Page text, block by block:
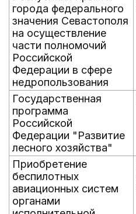
города федерального
значения Севастополя
на осуществление
части полномочий
Российской
Федерации в сфере
недропользования
Государственная
программа
Российской
Федерации "Развитие
лесного хозяйства"
Приобретение
беспилотных
авиационных систем
органами